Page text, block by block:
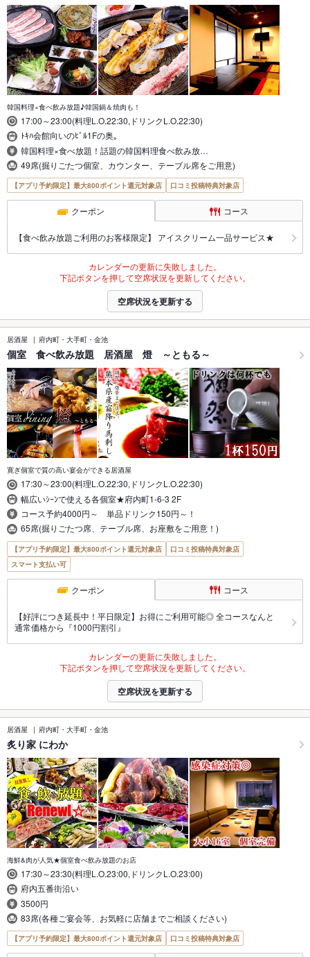
韓国料理×食べ飲み放題♪韓国鍋＆焼肉も！
17:00～23:00(料理L.O.22:30,ドリンクL.O.22:30)
ﾄｷﾊ会館向いのﾋﾞﾙ1Fの奥｡
韓国料理×食べ放題！話題の韓国料理食べ飲み放…
49席(掘りごたつ個室、カウンター、テーブル席をご用意)
【アプリ予約限定】最大800ポイント還元対象店 口コミ投稿特典対象店
クーポン コース
【食べ飲み放題ご利用のお客様限定】 アイスクリーム一品サービス★
カレンダーの更新に失敗しました。
下記ボタンを押して空席状況を更新してください。
空席状況を更新する
居酒屋 府内町・大手町・金池
個室 食べ飲み放題 居酒屋 燈 ～ともる～
寛ぎ個室で質の高い宴会ができる居酒屋
17:30～23:00(料理L.O.22:30,ドリンクL.O.22:30)
幅広いｼｰﾝで使える各個室★府内町1-6-3 2F
コース予約4000円～ 単品ドリンク150円～！
65席(掘りごたつ席、テーブル席、お座敷をご用意！)
【アプリ予約限定】最大800ポイント還元対象店
口コミ投稿特典対象店
スマート支払い可
クーポン コース
【好評につき延長中！平日限定】お得にご利用可能◎ 全コースなんと
通常価格から『1000円割引』
カレンダーの更新に失敗しました。
下記ボタンを押して空席状況を更新してください。
空席状況を更新する
居酒屋 府内町・大手町・金池
炙り家 にわか
海鮮&肉が人気★個室食べ飲み放題のお店
17:30～23:30(料理L.O.23:00,ドリンクL.O.23:00)
府内五番街沿い
3500円
83席(各種ご宴会等、お気軽に店舗までご相談ください)
【アプリ予約限定】最大800ポイント還元対象店 口コミ投稿特典対象店